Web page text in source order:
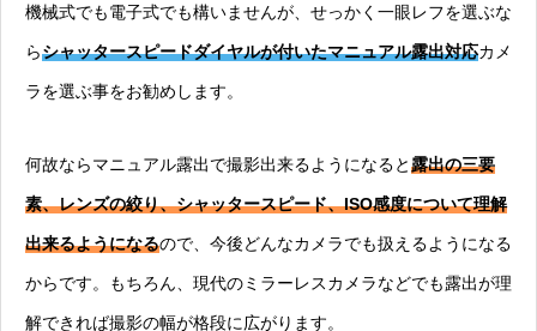
機械式でも電子式でも構いませんが、せっかく一眼レフを選ぶな
らシャッタースピードダイヤルが付いたマニュアル露出対応カメ
ラを選ぶ事をお勧めします。
何故ならマニュアル露出で撮影出来るようになると露出の三要
素、レンズの絞り、シャッタースピード、ISO感度について理解
出来るようになるので、今後どんなカメラでも扱えるようになる
からです。もちろん、現代のミラーレスカメラなどでも露出が理
解できれば撮影の幅が格段に広がります。